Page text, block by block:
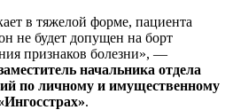
в тяжелой форме, пациента
не будет допущен на борт
признаков болезни», —
начальника отдела
по личному и имущественному
.